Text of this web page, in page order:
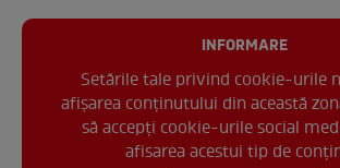
INFORMARE
Setările tale privind cookie-urile
afișarea conținutului din această
să accepți cookie-urile social
afisarea acestui tip de